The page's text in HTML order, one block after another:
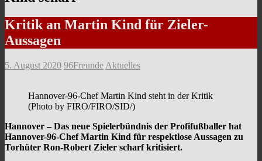
Kritik an Martin Kind für Zieler-
Aussagen
5. August 2020 96Freunde Aktuelles
Hannover-96-Chef Martin Kind steht in der Kritik
(Photo by FIRO/FIRO/SID/)
Hannover – Das neue Spielerbündnis der Profifußballer hat
Hannover-96-Chef Martin Kind für respektlose Aussagen zu
Torhüter Ron-Robert Zieler scharf kritisiert.